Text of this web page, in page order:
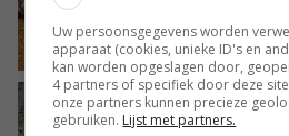
varkensvleesketen
VANDAAG, 15:29
Emmeloord noteert
maximaal 20 euro
Uw persoonsgegevens worden
apparaat (cookies, unieke ID's en
kan worden opgeslagen door,
4 partners of specifiek door deze
onze partners kunnen precieze
gebruiken. Lijst met partners.